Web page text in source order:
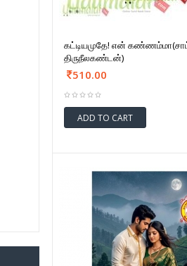
கட்டியமுதே! என்
திருநீலகண்டன்)
510.00
ADD TO CART